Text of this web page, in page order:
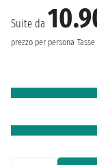
Suite da
prezzo per persona